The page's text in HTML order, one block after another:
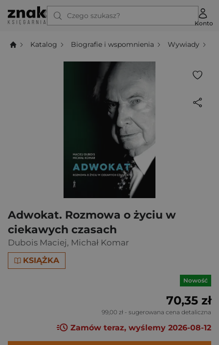
Czego szukasz?
Konto
Katalog Biografie i wspomnienia Wywiady
Adwokat. Rozmowa o życiu w
ciekawych czasach
Dubois Maciej, Michał Komar
KSIĄŻKA
Nowość
70,35 zł
99,00 zł - sugerowana cena detaliczna
Zamów teraz, wyślemy 2026-08-12